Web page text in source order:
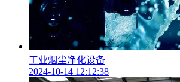
工业烟尘净化设备
2024-10-14 12:12:38